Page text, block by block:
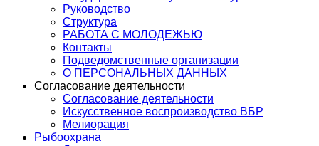
Руководство
Структура
РАБОТА С МОЛОДЕЖЬЮ
Контакты
Подведомственные организации
О ПЕРСОНАЛЬНЫХ ДАННЫХ
Согласование деятельности
Согласование деятельности
Искусственное воспроизводство ВБР
Мелиорация
Рыбоохрана